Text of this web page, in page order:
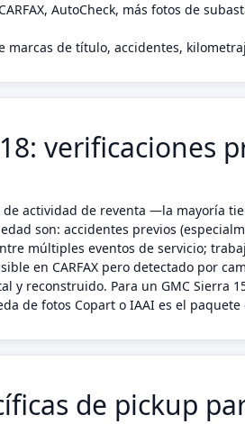
AutoCheck, más fotos de
de título, accidentes,
verificaciones
de actividad de reventa —la mayoría
son: accidentes previos
múltiples eventos de servicio;
en CARFAX pero detectado por
reconstruido. Para un GMC Sierra
de fotos Copart o IAAI es el
de pickup